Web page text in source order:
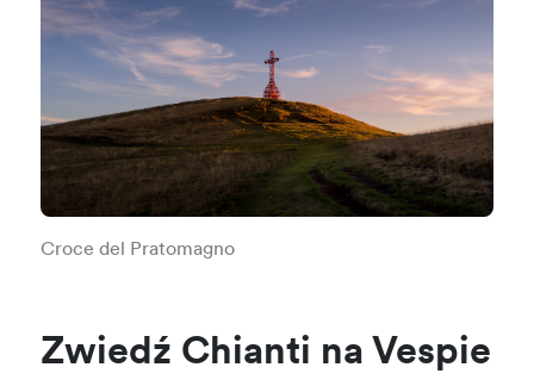
Croce del Pratomagno
Zwiedź Chianti na Vespie